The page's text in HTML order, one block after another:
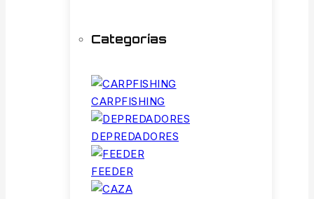
Categorías
CARPFISHING
DEPREDADORES
FEEDER